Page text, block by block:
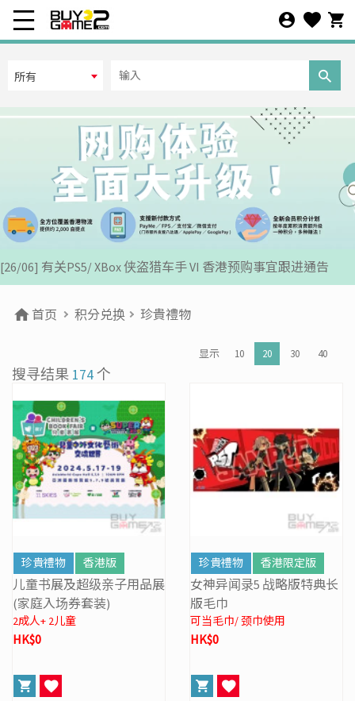
所有
[07/12] 24周年购物折第3弹: 圣诞新年优惠 (1-31 DEC 2025)
[02/07] PS5/ XBox Grand Theft Auto VI 香港版预订后续跟进
[26/06] 有关PS5/ XBox 侠盗猎车手 VI 香港预购事宜跟进通告
[22/04] [重要通知] 关于防范网络恶意攻击之重要安全声明
[27/03] 星际复活大冒险！年度盘点清货 & Mario Galaxy 激赏祭
[16/02] 门市及网店新春特别营业时间通告
[19/01] 金马贺岁 • 购物送福 | 新春购物优惠 (17/1- 3/3/2026)
[07/12] 24周年购物折第3弹: 圣诞新年优惠 (1-31 DEC 2025)
[02/07] PS5/ XBox Grand Theft Auto VI 香港版预订后续跟进
首页 积分兑换 珍貴禮物
显示 10 20 30 40
搜寻结果 174个
珍貴禮物 香港版
儿童书展及超级亲子用品展
(家庭入场券套装)
2成人+ 2儿童
HK$0
珍貴禮物 香港限定版
女神异闻录5 战略版特典长
版毛巾
可当毛巾/ 颈巾使用
HK$0